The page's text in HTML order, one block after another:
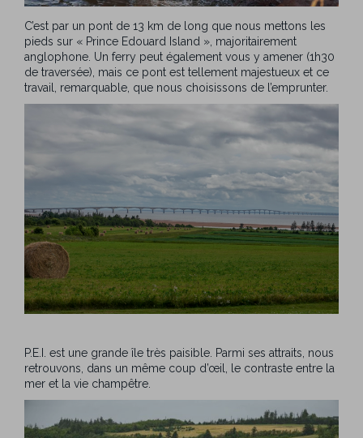
C’est par un pont de 13 km de long que nous mettons les
pieds sur « Prince Edouard Island », majoritairement
anglophone. Un ferry peut également vous y amener (1h30
de traversée), mais ce pont est tellement majestueux et ce
travail, remarquable, que nous choisissons de l’emprunter.
P.E.I. est une grande île très paisible. Parmi ses attraits, nous
retrouvons, dans un même coup d’œil, le contraste entre la
mer et la vie champêtre.